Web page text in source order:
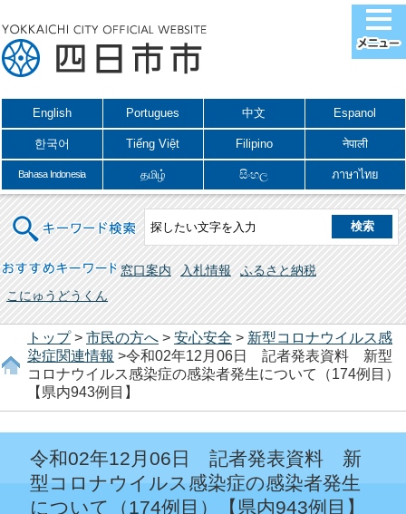
English Portugues 中文 Espanol
한국어 Tiếng Việt Filipino नेपाली
Bahasa Indonesia தமிழ் සිංහල ภาษาไทย
キーワード検索
おすすめキーワード 窓口案内 入札情報
ふるさと納税
こにゅうどうくん
トップ> 市民の方へ > 安心安全 > 新型コロナウイルス感
染症関連情報 >令和02年12月06日 記者発表資料 新型
コロナウイルス感染症の感染者発生について（174例目）
【県内943例目】
令和02年12月06日 記者発表資料 新
型コロナウイルス感染症の感染者発生
について（174例目）【県内943例目】